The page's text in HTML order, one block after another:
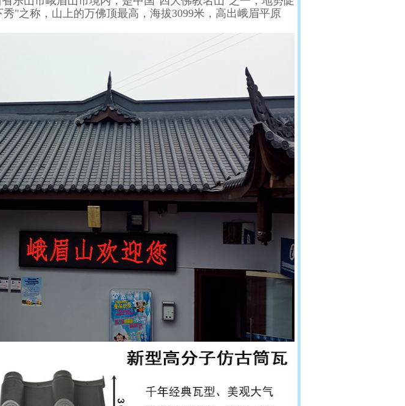
"之称，山上的万佛顶最高，海拔3099米，高出峨眉平原